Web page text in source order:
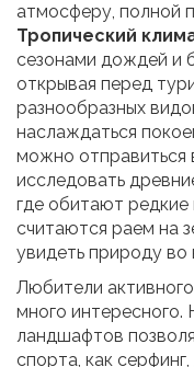
атмосферу, полной
Тропический
сезонами дождей и
открывая перед
разнообразных
наслаждаться
можно отправиться
исследовать
где обитают
считаются раем на
увидеть природу во
Любители
много интересного.
ландшафтов
спорта, как